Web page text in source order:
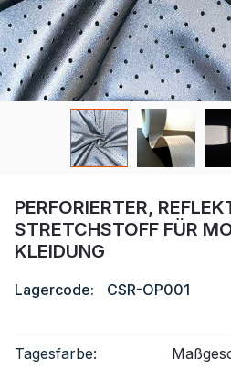
Neues Produkt
Zertifikat
Katalog
PERFORIERTER,
STRETCHSTOFF FÜR
KLEIDUNG
Lagercode: CSR-OP001
Tagesfarbe: